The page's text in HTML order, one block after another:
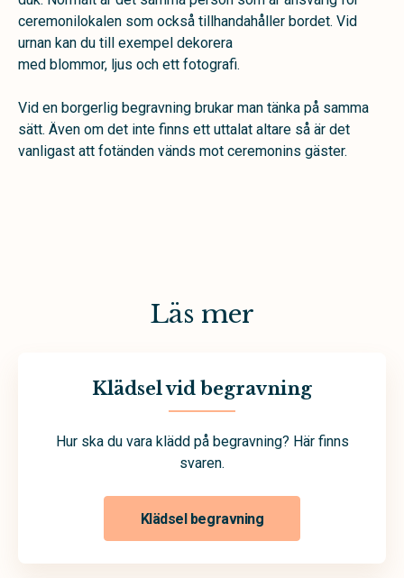
ceremonilokalen som också tillhandahåller bordet. Vid
urnan kan du till exempel dekorera
med blommor, ljus och ett fotografi.
Vid en borgerlig begravning brukar man tänka på samma
sätt. Även om det inte finns ett uttalat altare så är det
vanligast att fotänden vänds mot ceremonins gäster.
Läs mer
Klädsel vid begravning
Hur ska du vara klädd på begravning? Här finns
svaren.
Klädsel begravning